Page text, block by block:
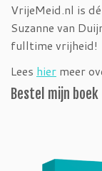
VrijeMeid.nl is
Suzanne van
fulltime vrijheid!
Lees hier meer
Bestel mijn boek